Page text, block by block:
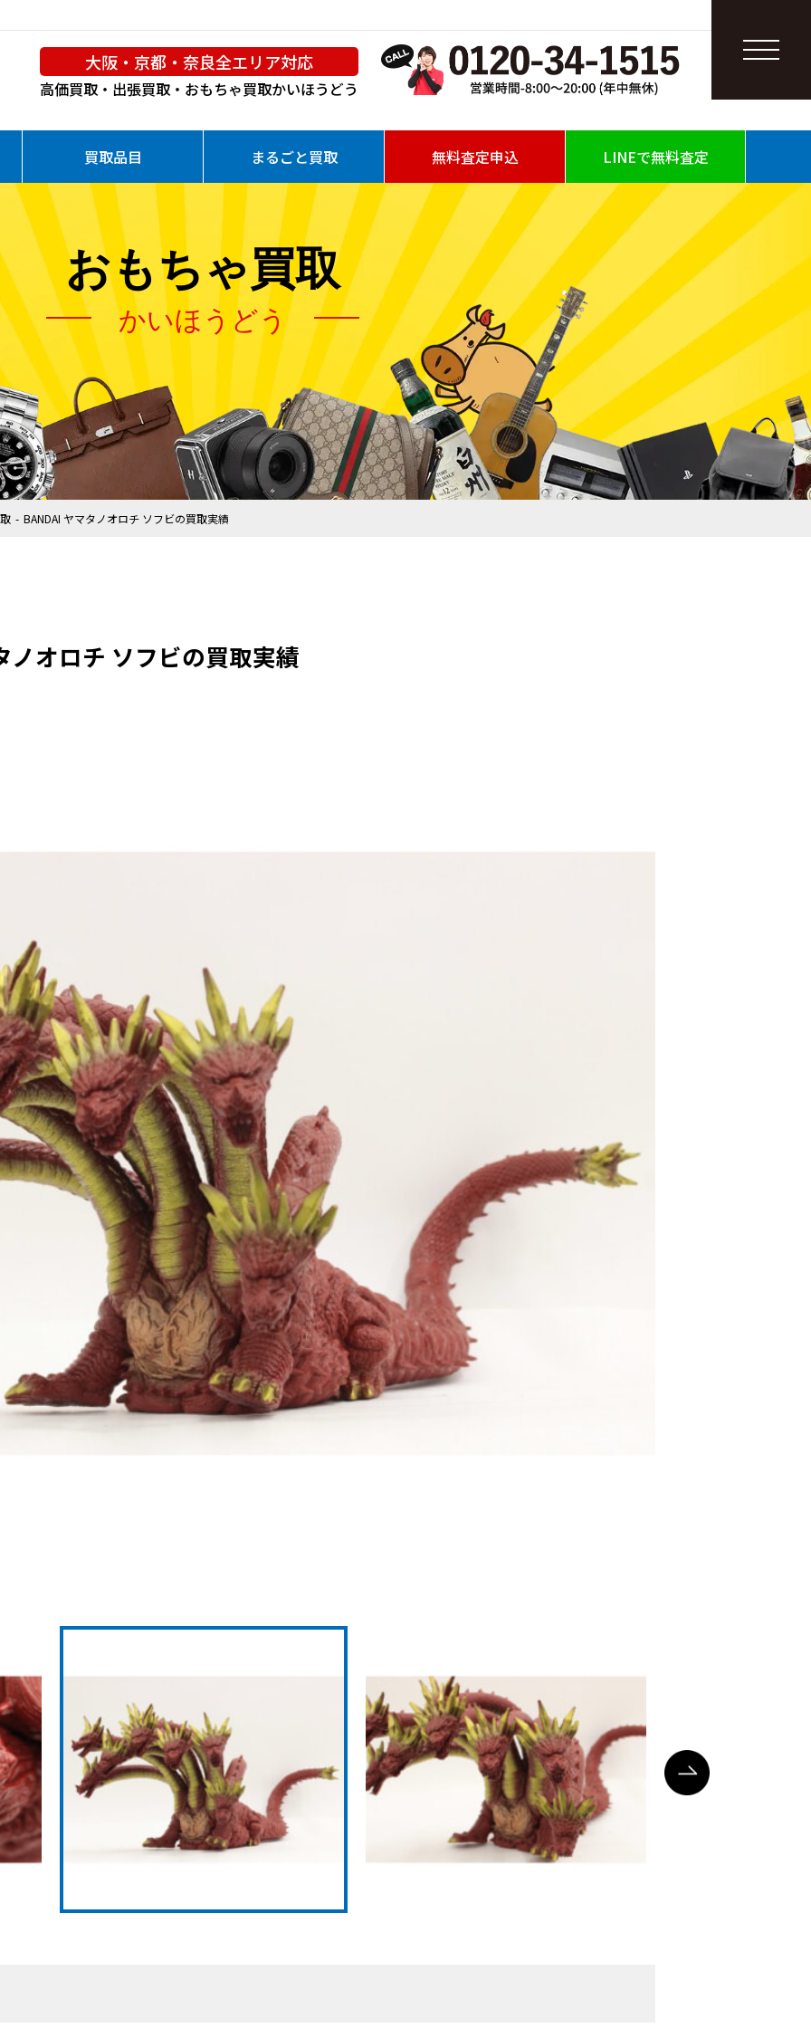
大阪・京都・奈良全エリア対応
高価買取・出張買取・おもちゃ買取かいほうどう
買取品目 まるごと買取 無料査定申込 LINEで無料査定
おもちゃ買取
かいほうどう
BANDAI ヤマタノオロチ ソフビの買取実績
ノオロチ ソフビの買取実績